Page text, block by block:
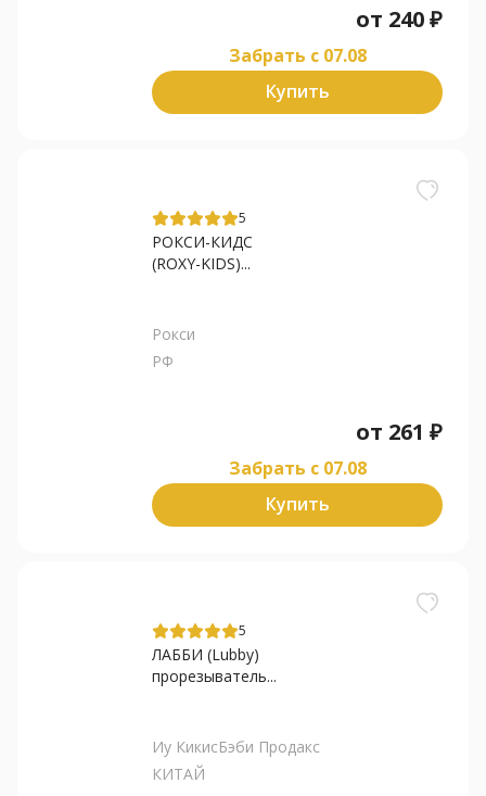
от 240₽
Забрать c 07.08
Купить
5
РОКСИ-КИДС
(ROXY-KIDS)...
Рокси
РФ
от 261 ₽
Забрать c 07.08
Купить
5
ЛАББИ (Lubby)
прорезыватель...
Иу КикисБэби Продакс
КИТАЙ